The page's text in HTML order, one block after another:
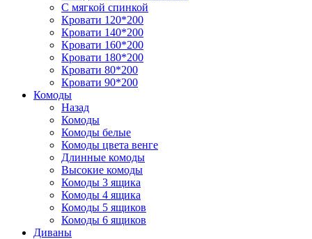
С мягкой спинкой
Кровати 120*200
Кровати 140*200
Кровати 160*200
Кровати 180*200
Кровати 80*200
Кровати 90*200
Комоды
Назад
Комоды
Комоды белые
Комоды цвета венге
Длинные комоды
Высокие комоды
Комоды 3 ящика
Комоды 4 ящика
Комоды 5 ящиков
Комоды 6 ящиков
Диваны